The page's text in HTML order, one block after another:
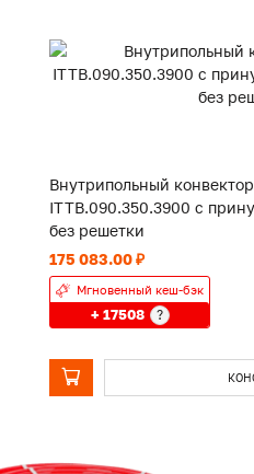
Внутрипольный
ITTB.090.350.3900 с
без решетки
175 083.00 ₽
Мгновенный кеш-бэк
+ 17508 ?